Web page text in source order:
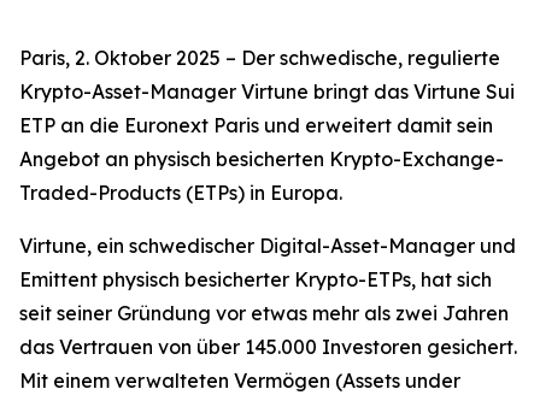
Paris, 2. Oktober 2025 – Der schwedische, regulierte
Krypto-Asset-Manager Virtune bringt das Virtune Sui
ETP an die Euronext Paris und erweitert damit sein
Angebot an physisch besicherten Krypto-Exchange-
Traded-Products (ETPs) in Europa.
Virtune, ein schwedischer Digital-Asset-Manager und
Emittent physisch besicherter Krypto-ETPs, hat sich
seit seiner Gründung vor etwas mehr als zwei Jahren
das Vertrauen von über 145.000 Investoren gesichert.
Mit einem verwalteten Vermögen (Assets under